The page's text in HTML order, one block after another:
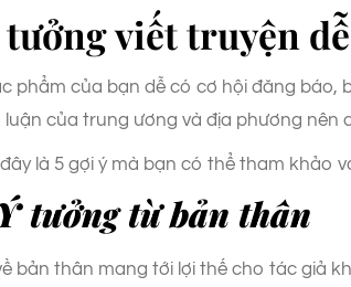
tưởng viết truyện
phẩm của bạn dễ có cơ hội đăng báo,
luận của trung ương và địa phương nên
là 5 gợi ý mà bạn có thể tham khảo
tưởng từ bản thân
bản thân mang tới lợi thế cho tác giả